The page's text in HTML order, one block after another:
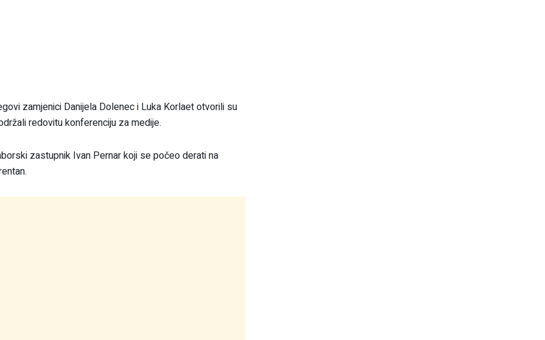
zamjenici Danijela Dolenec i Luka Korlaet otvorili su
redovitu konferenciju za medije.
zastupnik Ivan Pernar koji se počeo derati na